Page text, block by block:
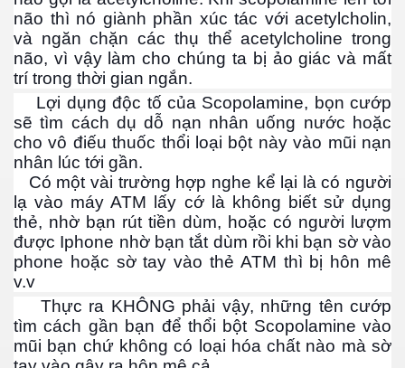
não thì nó giành phần xúc tác với acetylcholin,
và ngăn chặn các thụ thể acetylcholine trong
não, vì vậy làm cho chúng ta bị ảo giác và mất
trí trong thời gian ngắn.
Lợi dụng độc tố của Scopolamine, bọn cướp
sẽ tìm cách dụ dỗ nạn nhân uống nước hoặc
cho vô điếu thuốc thổi loại bột này vào mũi nạn
nhân lúc tới gần.
Có một vài trường hợp nghe kể lại là có người
lạ vào máy ATM lấy cớ là không biết sử dụng
thẻ, nhờ bạn rút tiền dùm, hoặc có người lượm
được Iphone nhờ bạn tắt dùm rồi khi bạn sờ vào
phone hoặc sờ tay vào thẻ ATM thì bị hôn mê
v.v
Thực ra KHÔNG phải vậy, những tên cướp
tìm cách gần bạn để thổi bột Scopolamine vào
mũi bạn chứ không có loại hóa chất nào mà sờ